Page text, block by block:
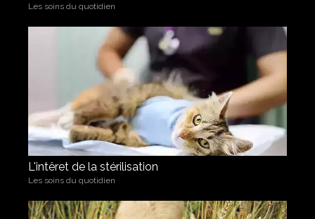
Les soins du quotidien
L'intêret de la stérilisation
Les soins du quotidien